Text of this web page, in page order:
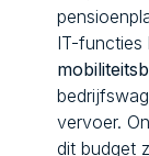
IT-functies
vervoer.
dit budget